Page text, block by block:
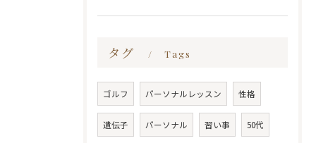
タグ Tags
ゴルフ パーソナルレッスン 性格
遺伝子 パーソナル 習い事 50代